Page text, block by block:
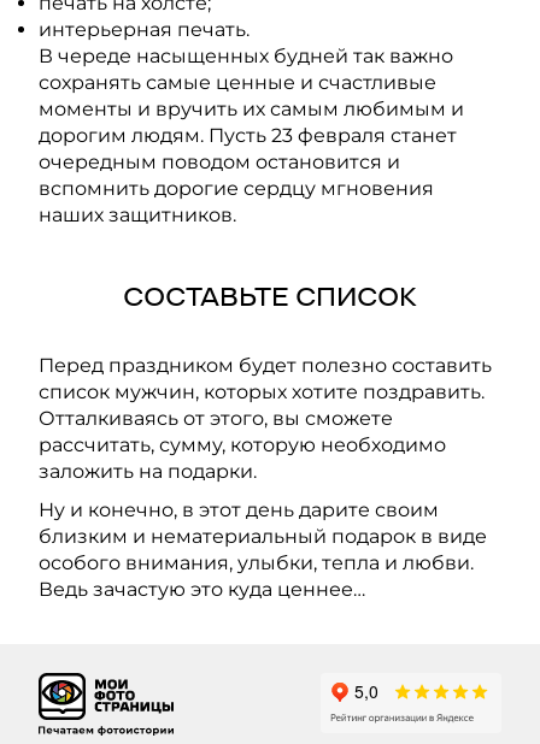
интерьерная печать.
В череде насыщенных будней так важно
сохранять самые ценные и счастливые
моменты и вручить их самым любимым и
дорогим людям. Пусть 23 февраля станет
очередным поводом остановится и
вспомнить дорогие сердцу мгновения
наших защитников.
СОСТАВЬТЕ СПИСОК
Перед праздником будет полезно составить
список мужчин, которых хотите поздравить.
Отталкиваясь от этого, вы сможете
рассчитать, сумму, которую необходимо
заложить на подарки.
Ну и конечно, в этот день дарите своим
близким и нематериальный подарок в виде
особого внимания, улыбки, тепла и любви.
Ведь зачастую это куда ценнее…